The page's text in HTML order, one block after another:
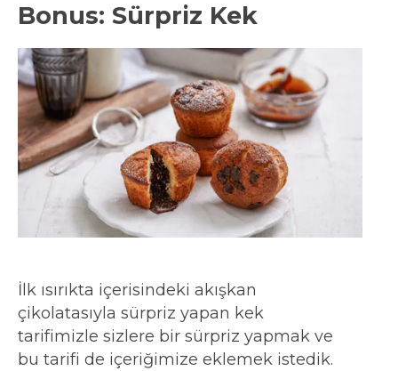
Bonus: Sürpriz Kek
İlk ısırıkta içerisindeki akışkan
çikolatasıyla sürpriz yapan kek
tarifimizle sizlere bir sürpriz yapmak ve
bu tarifi de içeriğimize eklemek istedik.